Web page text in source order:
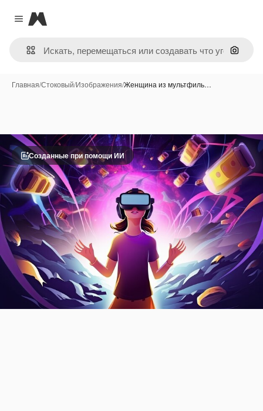
Close menu
Magnific
Поиск
Главная/Стоковый/Изображения/Женщина из мультфиль…
Созданные при помощи ИИ